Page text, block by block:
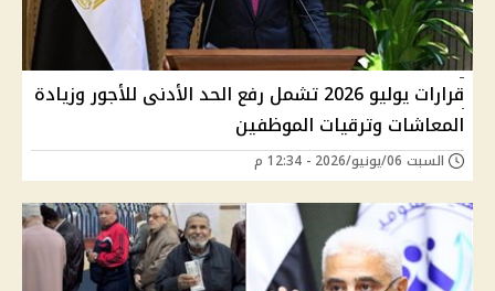
قرارات يوليو 2026 تشمل رفع الحد الأدنى للأجور وزيادة
المعاشات وترقيات الموظفين
السبت 06/يونيو/2026 - 12:34 م